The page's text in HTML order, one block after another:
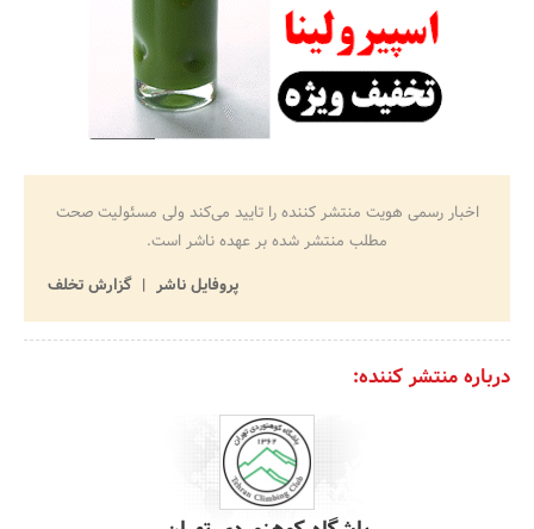
اخبار رسمی هویت منتشر کننده را تایید می‌کند ولی مسئولیت صحت
مطلب منتشر شده بر عهده ناشر است.
پروفایل ناشر
گزارش تخلف
درباره منتشر کننده: